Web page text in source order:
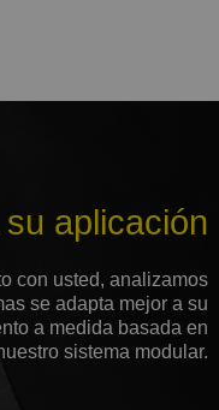
aplicación
con usted, analizamos
se adapta mejor a su
a medida basada en
sistema modular.